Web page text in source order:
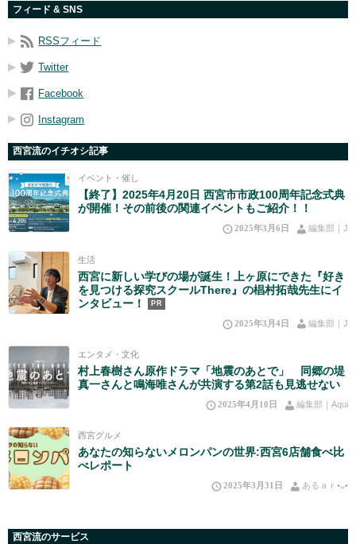
フィード & SNS
RSSフィード
Twitter
Facebook
Instagram
西宮流のイチオシ記事
イベント・催し
【終了】2025年4月20日 西宮市市政100周年記念式典
が開催！その前後の関連イベントもご紹介！！
2025年3月6日 編集部｜J
生活
西宮に新しい学びの場が誕生！上ヶ原にできた『好き
を見つける探究スクールThere』の椙村拓哉先生にイ
ンタビュー！
PR
2025年3月4日 編集部｜J
エンタメ・文化
村上春樹さん原作ドラマ「地震のあとで」 同郷の堤
真一さんと鳴海唯さんが共演する第2話も見逃せない
2025年4月10日 編集部｜Aqui
西宮グルメ
あなたの知らないメロンパンの世界:西宮6店舗食べ比
べレポート
2025年3月31日 あるａｒ•⁠ᴗ⁠•⁠
西宮流のサービス